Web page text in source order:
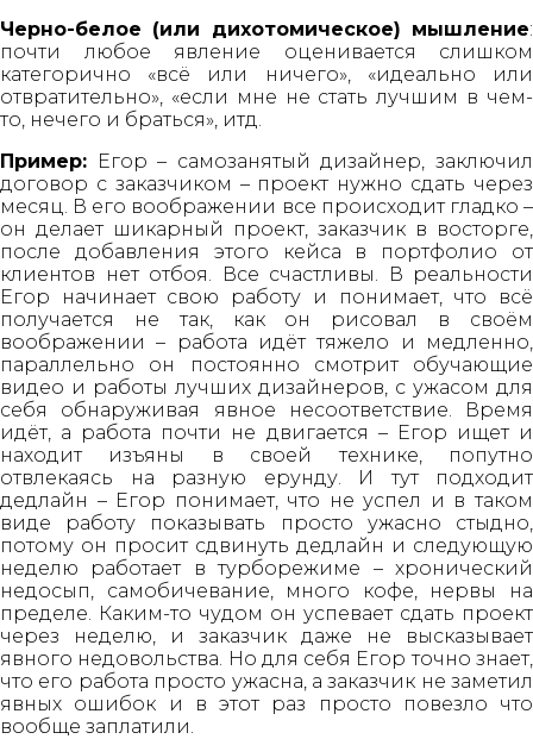
Черно-белое (или дихотомическое) мышление:
почти любое явление оценивается слишком
категорично «всё или ничего», «идеально или
отвратительно», «если мне не стать лучшим в чем-
то, нечего и браться», итд.
Пример: Егор – самозанятый дизайнер, заключил
договор с заказчиком – проект нужно сдать через
месяц. В его воображении все происходит гладко –
он делает шикарный проект, заказчик в восторге,
после добавления этого кейса в портфолио от
клиентов нет отбоя. Все счастливы. В реальности
Егор начинает свою работу и понимает, что всё
получается не так, как он рисовал в своём
воображении – работа идёт тяжело и медленно,
параллельно он постоянно смотрит обучающие
видео и работы лучших дизайнеров, с ужасом для
себя обнаруживая явное несоответствие. Время
идёт, а работа почти не двигается – Егор ищет и
находит изъяны в своей технике, попутно
отвлекаясь на разную ерунду. И тут подходит
дедлайн – Егор понимает, что не успел и в таком
виде работу показывать просто ужасно стыдно,
потому он просит сдвинуть дедлайн и следующую
неделю работает в турборежиме – хронический
недосып, самобичевание, много кофе, нервы на
пределе. Каким-то чудом он успевает сдать проект
через неделю, и заказчик даже не высказывает
явного недовольства. Но для себя Егор точно знает,
что его работа просто ужасна, а заказчик не заметил
явных ошибок и в этот раз просто повезло что
вообще заплатили.